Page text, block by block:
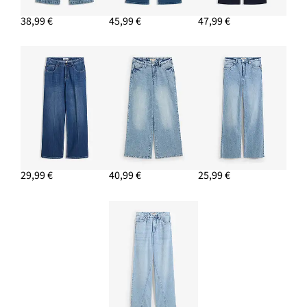
38,99 € 45,99 € 47,99 €
29,99 € 40,99 € 25,99 €